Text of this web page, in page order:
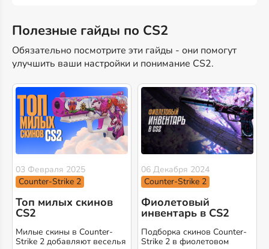
Полезные гайды по CS2
Обязательно посмотрите эти гайды - они помогут
улучшить ваши настройки и понимание CS2.
03 Февраля 2025
Counter-Strike 2
Топ милых скинов
CS2
Милые скины в Counter-
Strike 2 добавляют веселья
06 Декабря 2024
Counter-Strike 2
Фиолетовый
инвентарь в CS2
Подборка скинов Counter-
Strike 2 в фиолетовом